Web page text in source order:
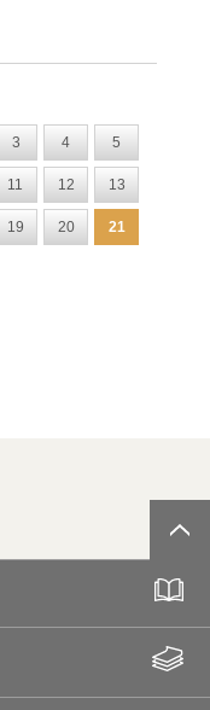
3 4 5
11 12 13
19 20 21